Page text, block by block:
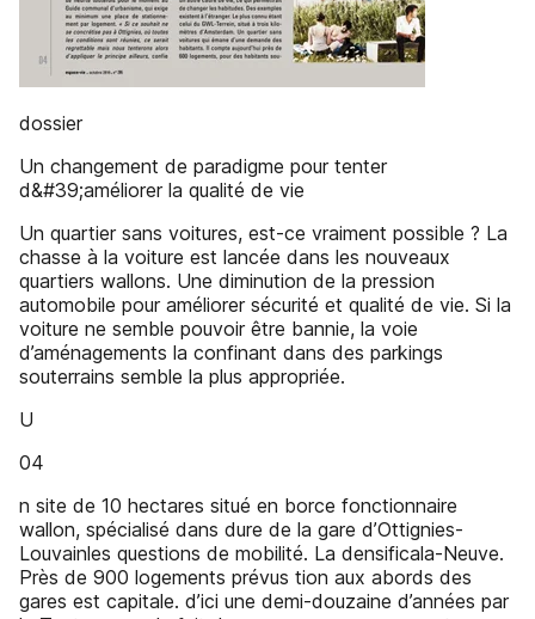
dossier
Un changement de paradigme pour tenter
d&#39;améliorer la qualité de vie
Un quartier sans voitures, est-ce vraiment possible ? La
chasse à la voiture est lancée dans les nouveaux
quartiers wallons. Une diminution de la pression
automobile pour améliorer sécurité et qualité de vie. Si la
voiture ne semble pouvoir être bannie, la voie
d’aménagements la confinant dans des parkings
souterrains semble la plus appropriée.
U
04
n site de 10 hectares situé en borce fonctionnaire
wallon, spécialisé dans dure de la gare d’Ottignies-
Louvainles questions de mobilité. La densificala-Neuve.
Près de 900 logements prévus tion aux abords des
gares est capitale. d’ici une demi-douzaine d’années par